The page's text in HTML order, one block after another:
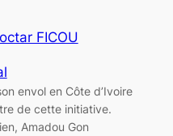
FICOU
envol en Côte d’Ivoire
de cette initiative.
Amadou Gon